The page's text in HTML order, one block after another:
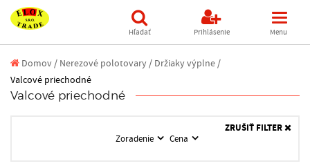
Hľadať Prihlásenie Menu
Domov/ Nerezové polotovary / Držiaky výplne /
Valcové priechodné
Valcové priechodné
Zoradenie Cena
ZRUŠIŤ FILTER